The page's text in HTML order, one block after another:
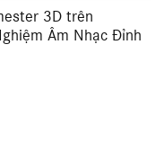
3D trên
Âm Nhạc Đỉnh